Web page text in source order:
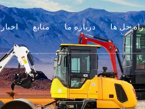
اخبار منابع
راهنماها
سوالات متداول
فیلم های
درباره ما
داستان ما
مزیت ما
راه حل ها